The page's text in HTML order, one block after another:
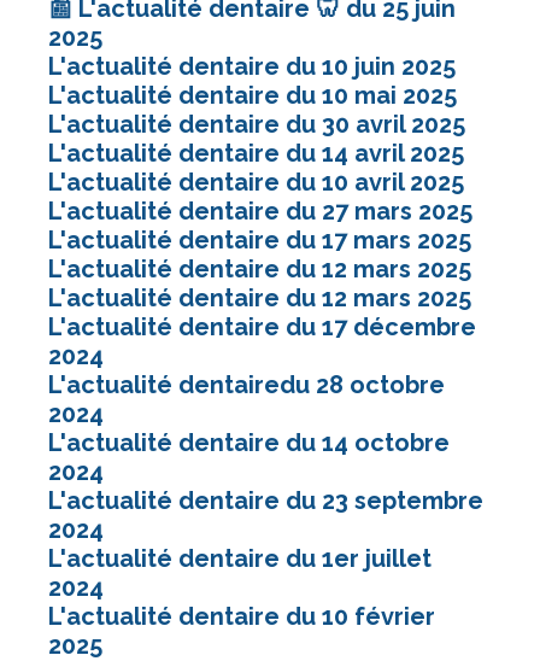
📰 L'actualité dentaire 🦷 du 25 juin
2025
L'actualité dentaire du 10 juin 2025
L'actualité dentaire du 10 mai 2025
L'actualité dentaire du 30 avril 2025
L'actualité dentaire du 14 avril 2025
L'actualité dentaire du 10 avril 2025
L'actualité dentaire du 27 mars 2025
L'actualité dentaire du 17 mars 2025
L'actualité dentaire du 12 mars 2025
L'actualité dentaire du 12 mars 2025
L'actualité dentaire du 17 décembre
2024
L'actualité dentairedu 28 octobre
2024
L'actualité dentaire du 14 octobre
2024
L'actualité dentaire du 23 septembre
2024
L'actualité dentaire du 1er juillet
2024
L'actualité dentaire du 10 février
2025